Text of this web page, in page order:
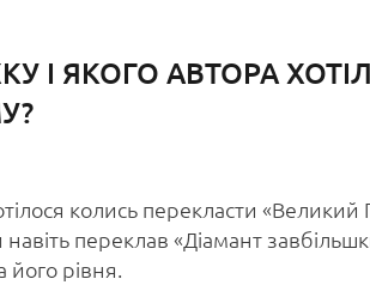
І ЯКОГО АВТОРА
колись перекласти «Великий
навіть переклав «Діамант
його рівня.